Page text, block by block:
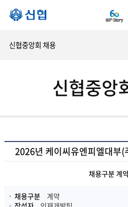
평생
어부
신협중앙회 채용
신협중앙
2026년 케이씨유엔피엘대부(
채용구분 계
채용구분
계약